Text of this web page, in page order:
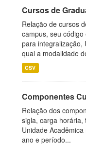
Cursos de
Relação de cursos
campus, seu
para integralização,
qual a modalidade
CSV
Componentes
Relação dos
sigla, carga horária,
Unidade
ano e período...